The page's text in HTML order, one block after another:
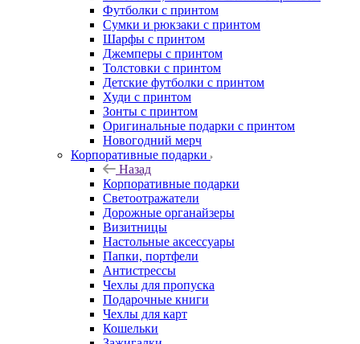
Футболки с принтом
Сумки и рюкзаки с принтом
Шарфы с принтом
Джемперы с принтом
Толстовки с принтом
Детские футболки с принтом
Худи с принтом
Зонты с принтом
Оригинальные подарки с принтом
Новогодний мерч
Корпоративные подарки
Назад
Корпоративные подарки
Светоотражатели
Дорожные органайзеры
Визитницы
Настольные аксессуары
Папки, портфели
Антистрессы
Чехлы для пропуска
Подарочные книги
Чехлы для карт
Кошельки